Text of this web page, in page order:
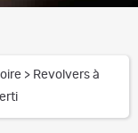
> Revolvers à